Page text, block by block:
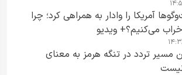
آمریکا را وادار به همراهی کرد؛ چرا
خراب می‌کنیم؟+ ویدیو
مسیر تردد در تنگه هرمز به معنای